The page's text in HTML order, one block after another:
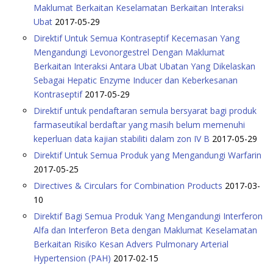
Maklumat Berkaitan Keselamatan Berkaitan Interaksi
Ubat 2017-05-29
Direktif Untuk Semua Kontraseptif Kecemasan Yang
Mengandungi Levonorgestrel Dengan Maklumat
Berkaitan Interaksi Antara Ubat Ubatan Yang Dikelaskan
Sebagai Hepatic Enzyme Inducer dan Keberkesanan
Kontraseptif 2017-05-29
Direktif untuk pendaftaran semula bersyarat bagi produk
farmaseutikal berdaftar yang masih belum memenuhi
keperluan data kajian stabiliti dalam zon IV B 2017-05-29
Direktif Untuk Semua Produk yang Mengandungi Warfarin
2017-05-25
Directives & Circulars for Combination Products 2017-03-
10
Direktif Bagi Semua Produk Yang Mengandungi Interferon
Alfa dan Interferon Beta dengan Maklumat Keselamatan
Berkaitan Risiko Kesan Advers Pulmonary Arterial
Hypertension (PAH) 2017-02-15